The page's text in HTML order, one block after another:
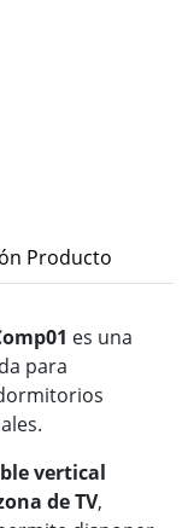
Producto
es una
para
vertical
de TV,